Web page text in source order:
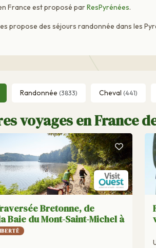
France est proposé parResPyrénées.
propose des séjours randonnée dans les
Randonnée (3833) Cheval (441)
voyages en France
Bretonne, de
Baie du Mont-Saint-Michel à